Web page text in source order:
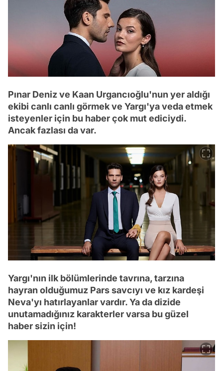
Pınar Deniz ve Kaan Urgancıoğlu'nun yer aldığı
ekibi canlı canlı görmek ve Yargı'ya veda etmek
isteyenler için bu haber çok mut ediciydi.
Ancak fazlası da var.
Yargı'nın ilk bölümlerinde tavrına, tarzına
hayran olduğumuz Pars savcıyı ve kız kardeşi
Neva'yı hatırlayanlar vardır. Ya da dizide
unutamadığınız karakterler varsa bu güzel
haber sizin için!